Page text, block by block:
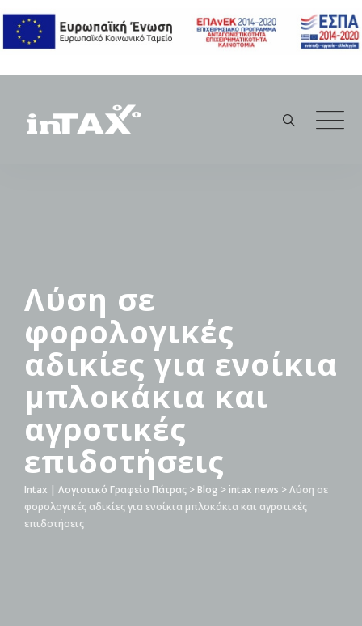
content
Λύση σε
φορολογικές
αδικίες για ενοίκια
μπλοκάκια και
αγροτικές
επιδοτήσεις
Intax | Λογιστικό Γραφείο Πάτρας > Blog > intax news >Λύση σε
φορολογικές αδικίες για ενοίκια μπλοκάκια και αγροτικές
επιδοτήσεις